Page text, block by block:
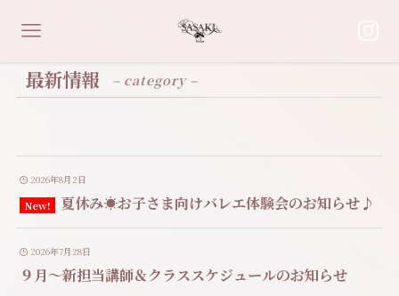
最新情報 – category –
2026年8月2日
夏休み☀️お子さま向けバレエ体験会のお知らせ♪
2026年7月28日
９月〜新担当講師＆クラススケジュールのお知らせ